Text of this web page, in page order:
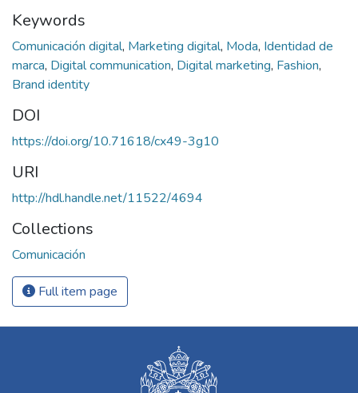
Keywords
Comunicación digital, Marketing digital, Moda, Identidad de
marca, Digital communication, Digital marketing, Fashion,
Brand identity
DOI
https://doi.org/10.71618/cx49-3g10
URI
http://hdl.handle.net/11522/4694
Collections
Comunicación
Full item page